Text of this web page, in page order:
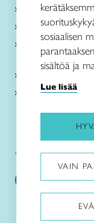
Me olemme Taito
Paikallinen
Verkkokaupat
Kirjaudu Arviin
Kirjaudu
Taitoliitto:
sosiaalisen
sisältöä ja
Lue lisää
VAIN